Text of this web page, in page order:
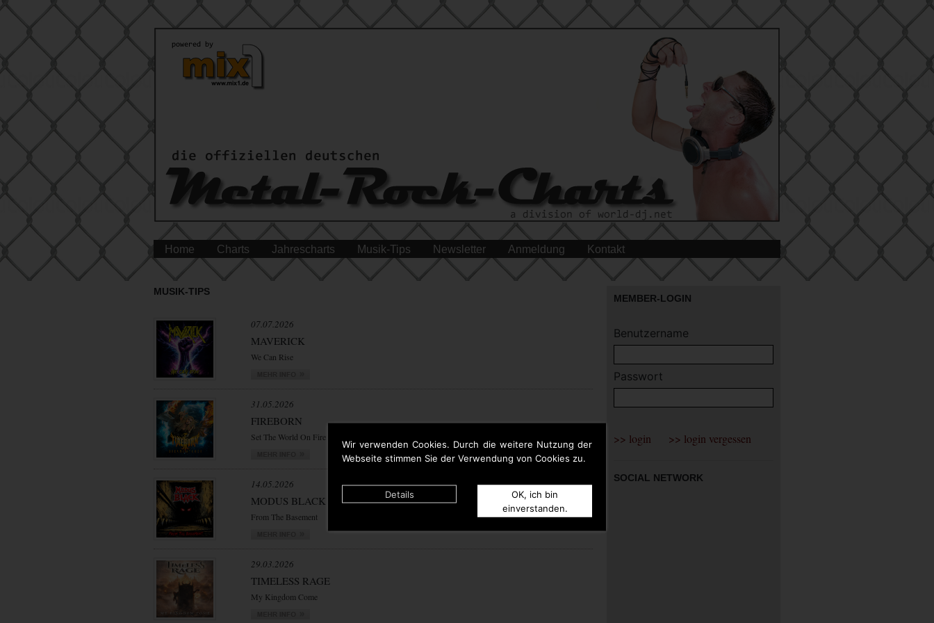
Wir verwenden Cookies. Durch die weitere Nutzung der
Webseite stimmen Sie der Verwendung von Cookies zu.
Details
OK, ich bin
einverstanden.
Home Charts Jahrescharts Musik-Tips Newsletter Anmeldung Kontakt
MUSIK-TIPS
07.07.2026
MAVERICK
We Can Rise
31.05.2026
FIREBORN
Set The World On Fire
14.05.2026
MODUS BLACK
From The Basement
29.03.2026
TIMELESS RAGE
My Kingdom Come
MEMBER-LOGIN
Benutzername
Passwort
SOCIAL NETWORK